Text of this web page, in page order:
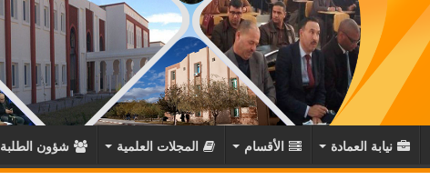
نيابة العمادة اﻷقسام المجلات العلمية شؤون الطلبة